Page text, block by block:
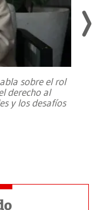
sobre el rol
derecho al
y los desafíos